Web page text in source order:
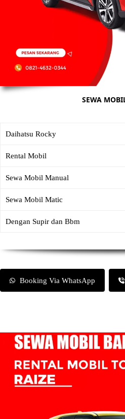
SEWA
Daihatsu Rocky
Rental Mobil
Sewa Mobil Manual
Sewa Mobil Matic
Dengan Supir dan Bbm
Booking Via WhatsApp